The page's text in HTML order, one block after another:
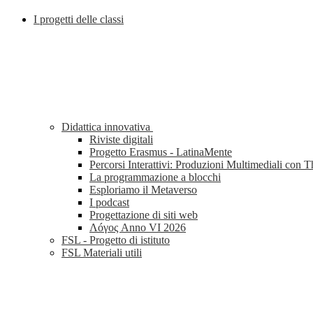
I progetti delle classi
Didattica innovativa
Riviste digitali
Progetto Erasmus - LatinaMente
Percorsi Interattivi: Produzioni Multimediali con
La programmazione a blocchi
Esploriamo il Metaverso
I podcast
Progettazione di siti web
Λóγος Anno VI 2026
FSL - Progetto di istituto
FSL Materiali utili